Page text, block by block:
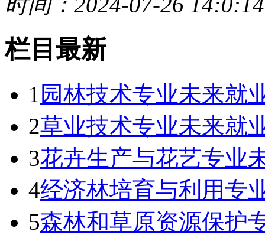
栏目最新
1 园林技术专业未来就
2草业技术专业未来就
3花卉生产与花艺专业
4经济林培育与利用专
5森林和草原资源保护